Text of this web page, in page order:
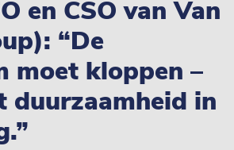
en CSO van Van
“De
moet kloppen –
duurzaamheid in